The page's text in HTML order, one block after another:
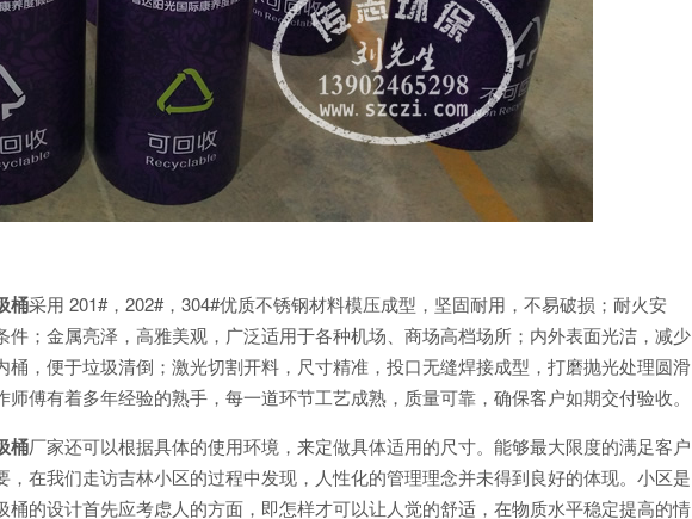
桶采用 201#，202#，304#优质不锈钢材料模压成型，坚固耐用，不易破损；耐火安
；金属亮泽，高雅美观，广泛适用于各种机场、商场高档场所；内外表面光洁，减少
，便于垃圾清倒；激光切割开料，尺寸精准，投口无缝焊接成型，打磨抛光处理圆滑
傅有着多年经验的熟手，每一道环节工艺成熟，质量可靠，确保客户如期交付验收。
桶厂家还可以根据具体的使用环境，来定做具体适用的尺寸。能够最大限度的满足客户
，在我们走访吉林小区的过程中发现，人性化的管理理念并未得到良好的体现。小区是
桶的设计首先应考虑人的方面，即怎样才可以让人觉的舒适，在物质水平稳定提高的情